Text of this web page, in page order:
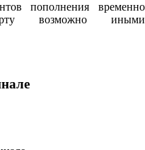
пополнения временно
возможно иными